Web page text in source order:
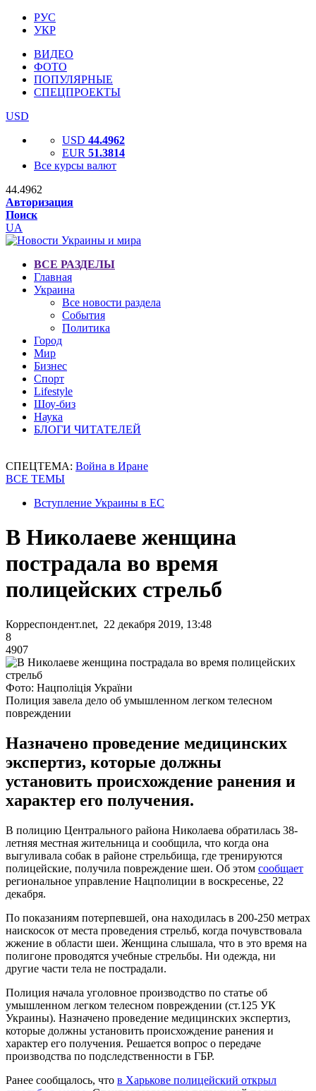
РУС
УКР
ВИДЕО
ФОТО
ПОПУЛЯРНЫЕ
СПЕЦПРОЕКТЫ
USD
USD 44.4962
EUR 51.3814
Все курсы валют
44.4962
Авторизация
Поиск
UA
ВСЕ РАЗДЕЛЫ
Главная
Украина
Все новости раздела
События
Политика
Город
Мир
Бизнес
Спорт
Lifestyle
Шоу-биз
Наука
БЛОГИ ЧИТАТЕЛЕЙ
СПЕЦТЕМА: Война в Иране
ВСЕ ТЕМЫ
Вступление Украины в ЕС
В Николаеве женщина
пострадала во время
полицейских стрельб
Корреспондент.net, 22 декабря 2019, 13:48
8
4907
Фото: Нацполіція України
Полиция завела дело об умышленном легком телесном
повреждении
Назначено проведение медицинских
экспертиз, которые должны
установить происхождение ранения и
характер его получения.
В полицию Центрального района Николаева обратилась 38-
летняя местная жительница и сообщила, что когда она
выгуливала собак в районе стрельбища, где тренируются
полицейские, получила повреждение шеи. Об этом сообщает
региональное управление Нацполиции в воскресенье, 22
декабря.
По показаниям потерпевшей, она находилась в 200-250 метрах
наискосок от места проведения стрельб, когда почувствовала
жжение в области шеи. Женщина слышала, что в это время на
полигоне проводятся учебные стрельбы. Ни одежда, ни
другие части тела не пострадали.
Полиция начала уголовное производство по статье об
умышленном легком телесном повреждении (ст.125 УК
Украины). Назначено проведение медицинских экспертиз,
которые должны установить происхождение ранения и
характер его получения. Решается вопрос о передаче
производства по подследственности в ГБР.
Ранее сообщалось, что в Харькове полицейский открыл